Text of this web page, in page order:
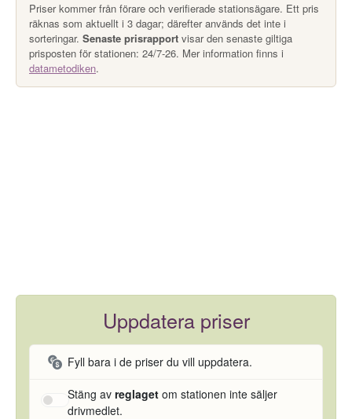
Priser kommer från förare och verifierade stationsägare. Ett pris
räknas som aktuellt i 3 dagar; därefter används det inte i
sorteringar. Senaste prisrapport visar den senaste giltiga
prisposten för stationen: 24/7-26. Mer information finns i
datametodiken.
Uppdatera priser
Fyll bara i de priser du vill uppdatera.
Stäng av reglaget om stationen inte säljer
drivmedlet.